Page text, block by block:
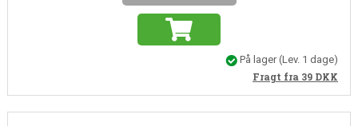
På lager(Lev. 1 dage)
Fragt fra 39 DKK